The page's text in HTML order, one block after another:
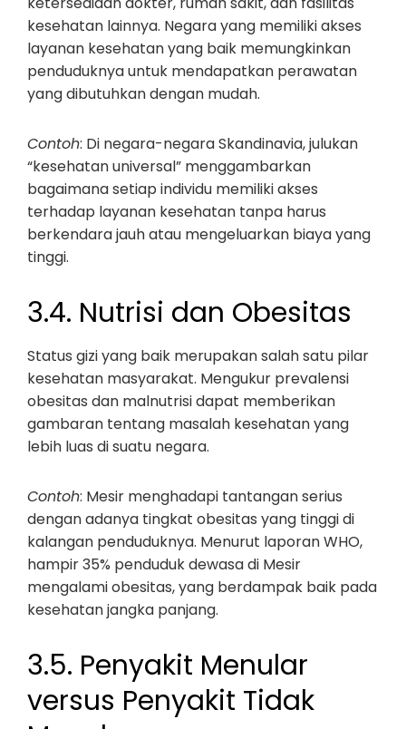
kesehatan lainnya. Negara yang memiliki akses
layanan kesehatan yang baik memungkinkan
penduduknya untuk mendapatkan perawatan
yang dibutuhkan dengan mudah.
Contoh: Di negara-negara Skandinavia, julukan
“kesehatan universal” menggambarkan
bagaimana setiap individu memiliki akses
terhadap layanan kesehatan tanpa harus
berkendara jauh atau mengeluarkan biaya yang
tinggi.
3.4. Nutrisi dan Obesitas
Status gizi yang baik merupakan salah satu pilar
kesehatan masyarakat. Mengukur prevalensi
obesitas dan malnutrisi dapat memberikan
gambaran tentang masalah kesehatan yang
lebih luas di suatu negara.
Contoh: Mesir menghadapi tantangan serius
dengan adanya tingkat obesitas yang tinggi di
kalangan penduduknya. Menurut laporan WHO,
hampir 35% penduduk dewasa di Mesir
mengalami obesitas, yang berdampak baik pada
kesehatan jangka panjang.
3.5. Penyakit Menular
versus Penyakit Tidak